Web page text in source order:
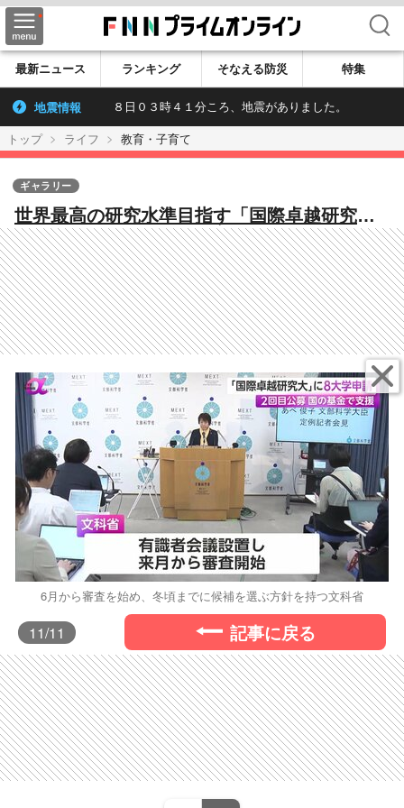
検索
最新ニュース ランキング そなえる防災 特集
地震情報 ８日０３時４１分ころ、地震がありました。
トップ ライフ 教育・子育て
世界最高の研究水準目指す「国際卓越研究
大」2回目は8大学が応募 教員は準備や報告
に忙殺…研究力を削がれる恐れも
ギャラリー
6月から審査を始め、冬頃までに候補を選ぶ方針を持つ文科省
11/11 記事に戻る